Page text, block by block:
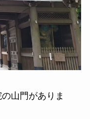
山門がありま